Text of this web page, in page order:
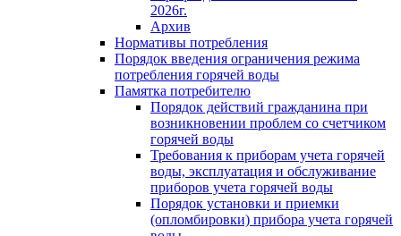
2026г.
Архив
Нормативы потребления
Порядок введения ограничения режима
потребления горячей воды
Памятка потребителю
Порядок действий гражданина при
возникновении проблем со счетчиком
горячей воды
Требования к приборам учета горячей
воды, эксплуатация и обслуживание
приборов учета горячей воды
Порядок установки и приемки
(опломбировки) прибора учета горячей